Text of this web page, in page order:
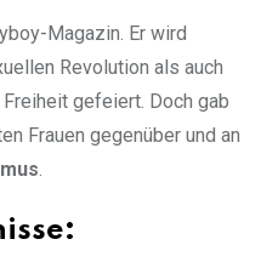
Magazin. Er wird
Revolution als auch
gefeiert. Doch gab
Frauen gegenüber und an
.